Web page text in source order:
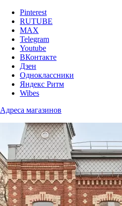
Pinterest
RUTUBE
MAX
Telegram
Youtube
ВКонтакте
Дзен
Одноклассники
Яндекс Ритм
Wibes
Адреса магазинов